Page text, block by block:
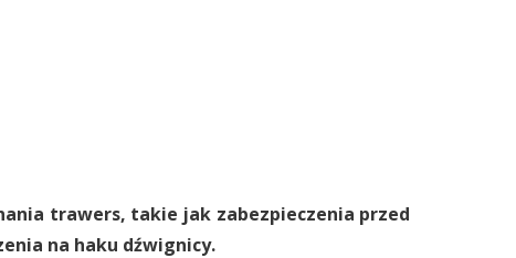
trawers, takie jak zabezpieczenia przed
na haku dźwignicy.